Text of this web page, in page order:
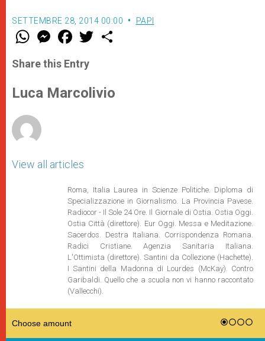
SETTEMBRE 28, 2014 00:00 PAPI
W
t
s
p
p
M
e
s
e
g
e
F
a
e
b
o
k
w
r
Share this Entry
Luca Marcolivio
View all articles
Roma, Italia Laurea in Scienze Politiche. Diploma di
Specializzazione in Giornalismo. La Provincia Pavese.
Radiocor - Il Sole 24 Ore. Il Giornale di Ostia. Ostia Oggi.
Ostia Città (direttore). Eur Oggi. Messa e Meditazione.
Sacerdos. Destra Italiana. Corrispondenza Romana.
Radici Cristiane. Agenzia Sanitaria Italiana.
L'Ottimista (direttore). Santini da Collezione (Hachette).
I Santini della Madonna di Lourdes (McKay). Contro
Garibaldi. Quello che a scuola non vi hanno raccontato
(Vallecchi).